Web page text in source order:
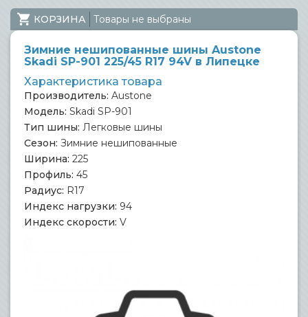
КОРЗИНА Товары не выбраны
Зимние нешипованные шины Austone
Skadi SP-901 225/45 R17 94V в Липецке
Характеристика товара
Производитель: Austone
Модель: Skadi SP-901
Тип шины: Легковые шины
Сезон: Зимние нешипованные
Ширина: 225
Профиль: 45
Радиус: R17
Индекс нагрузки: 94
Индекс скорости: V